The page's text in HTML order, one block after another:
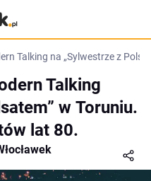
Talking na „Sylwestrze z
Talking
w Toruniu.
lat 80.